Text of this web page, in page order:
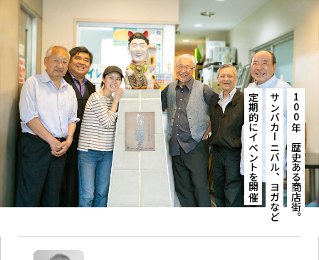
100年の歴史ある商店街。
サンバカーニバル、ヨガなど
定期的にイベントを開催